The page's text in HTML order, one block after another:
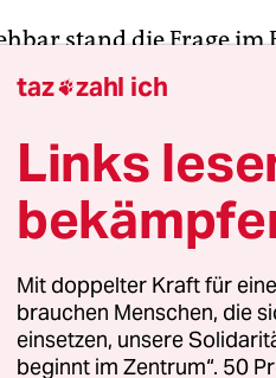
stand die Frage im
"Der Bevölkerung"
der Politkünstler
wollte, um
Volk seien, befremdete
Schriftzug "Der
Widmung
Aber warum, um
unbedingt mit dem
taz zahl ich
Links
Mit doppelter Kraft für
brauchen Menschen, die
einsetzen, unsere
beginnt im Zentrum“. 50